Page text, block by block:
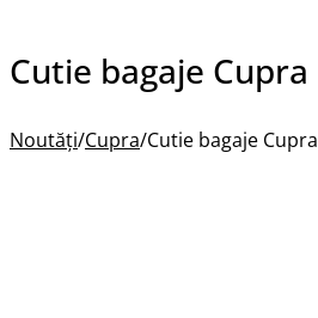
Cutie bagaje Cupra
Noutăți/Cupra/Cutie bagaje Cupra